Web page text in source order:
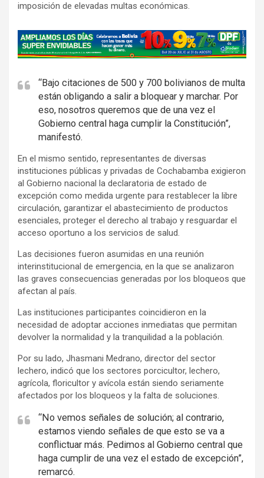
imposición de elevadas multas económicas.
A
d
e
e
m
e
n
t
:
“Bajo citaciones de 500 y 700 bolivianos de multa
están obligando a salir a bloquear y marchar. Por
eso, nosotros queremos que de una vez el
Gobierno central haga cumplir la Constitución”,
manifestó.
En el mismo sentido, representantes de diversas
instituciones públicas y privadas de Cochabamba exigieron
al Gobierno nacional la declaratoria de estado de
excepción como medida urgente para restablecer la libre
circulación, garantizar el abastecimiento de productos
esenciales, proteger el derecho al trabajo y resguardar el
acceso oportuno a los servicios de salud.
Las decisiones fueron asumidas en una reunión
interinstitucional de emergencia, en la que se analizaron
las graves consecuencias generadas por los bloqueos que
afectan al país.
Las instituciones participantes coincidieron en la
necesidad de adoptar acciones inmediatas que permitan
devolver la normalidad y la tranquilidad a la población.
Por su lado, Jhasmani Medrano, director del sector
lechero, indicó que los sectores porcicultor, lechero,
agrícola, floricultor y avícola están siendo seriamente
afectados por los bloqueos y la falta de soluciones.
“No vemos señales de solución; al contrario,
estamos viendo señales de que esto se va a
conflictuar más. Pedimos al Gobierno central que
haga cumplir de una vez el estado de excepción”,
remarcó.